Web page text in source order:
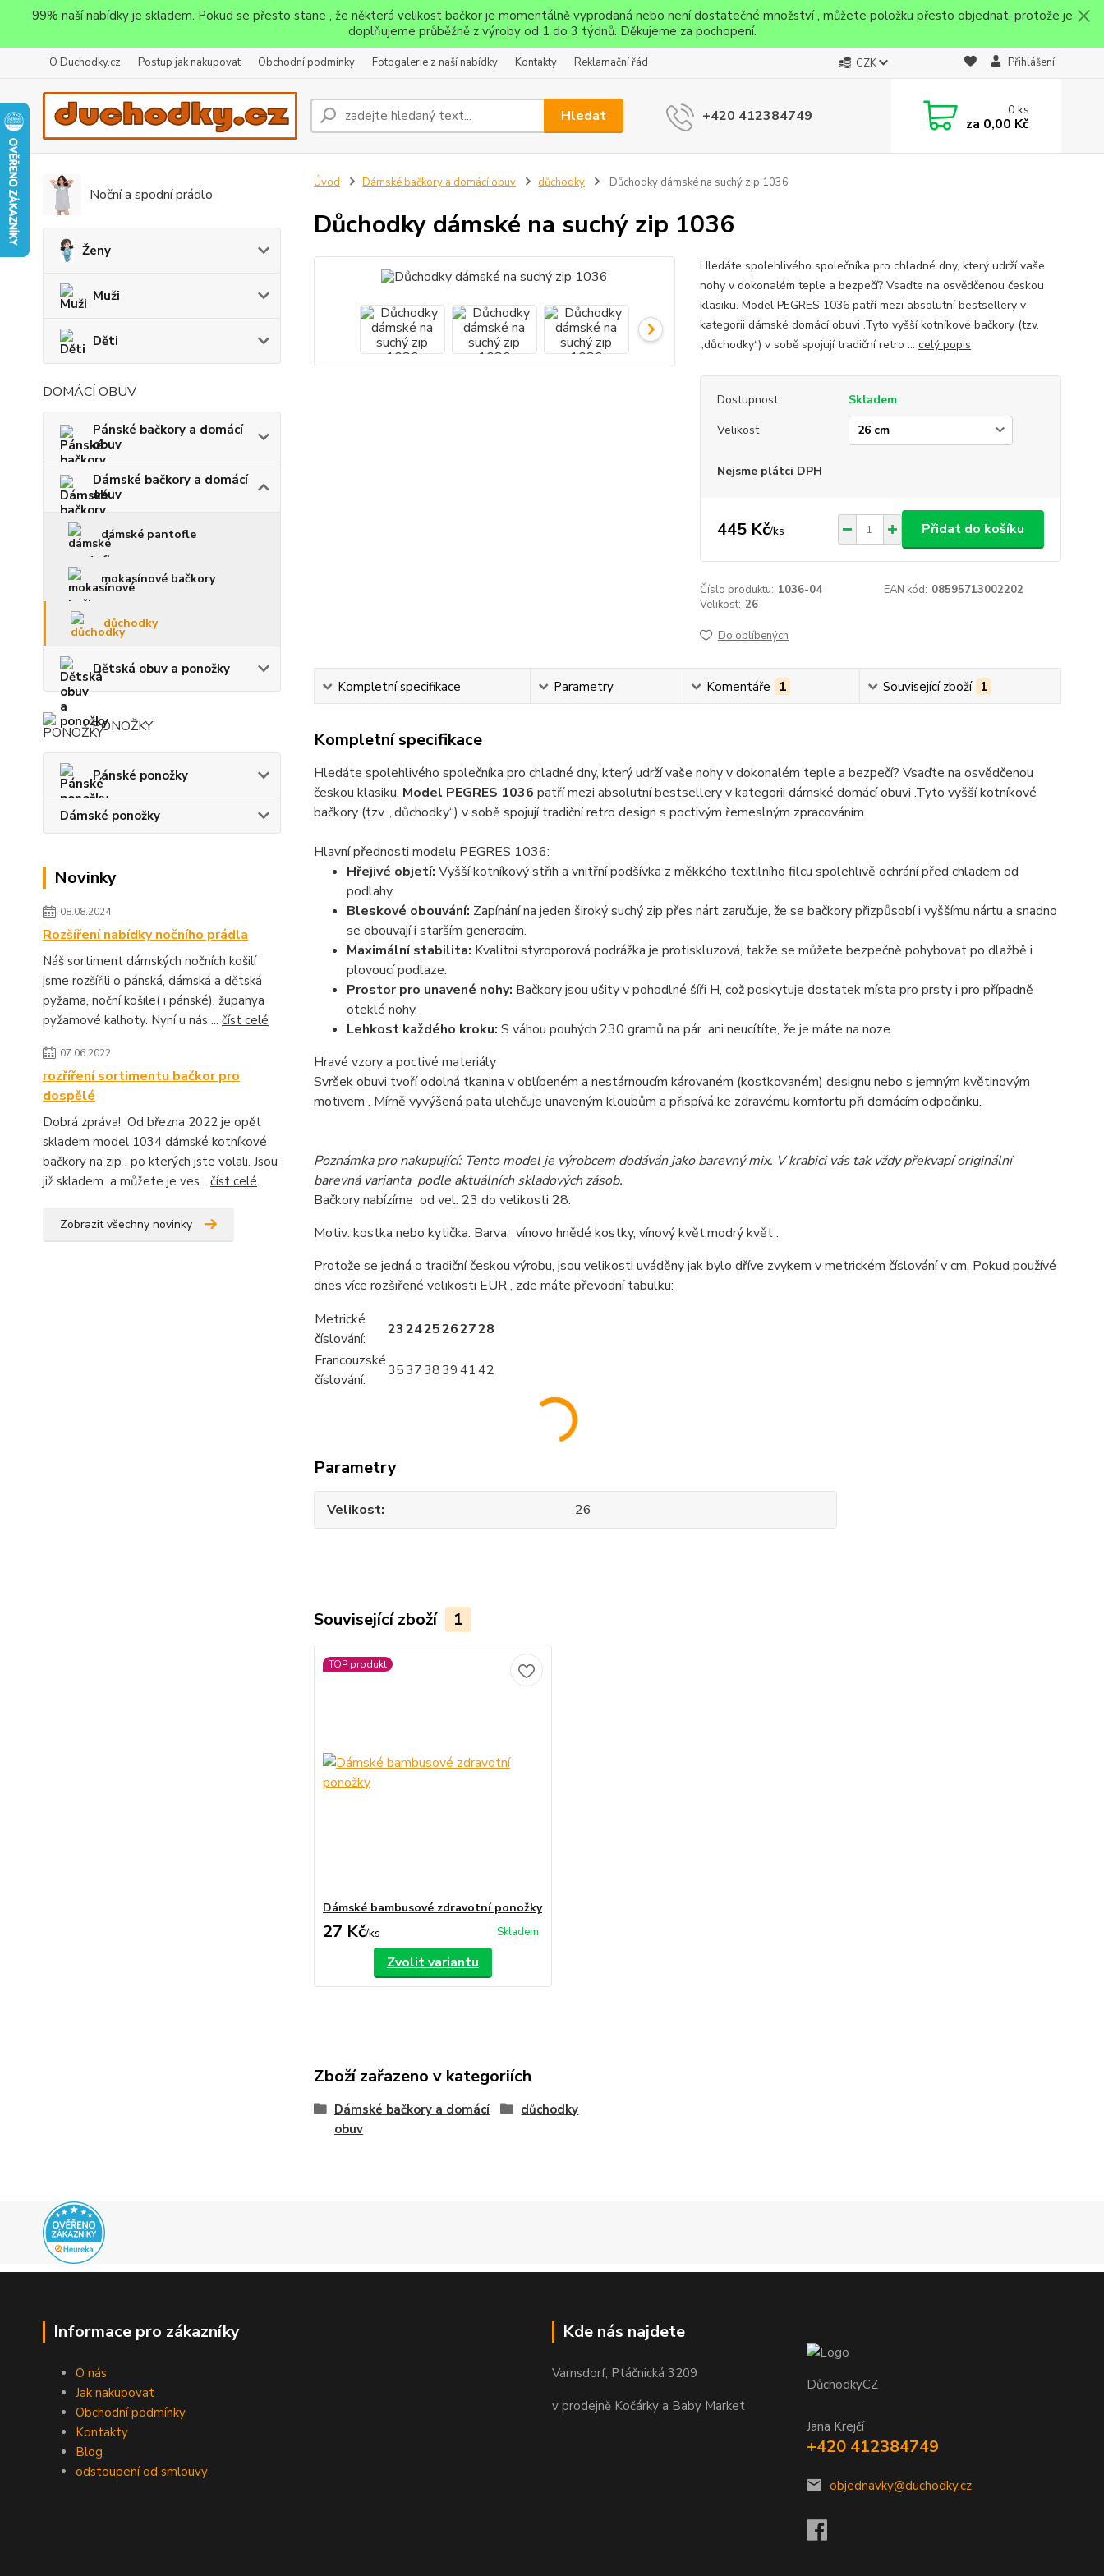
99% naší nabídky je skladem. Pokud se přesto stane , že některá velikost bačkor je momentálně vyprodaná nebo není dostatečné množství , můžete položku přesto objednat, protože je
doplňujeme průběžně z výroby od 1 do 3 týdnů. Děkujeme za pochopení.
O Duchodky.cz Postup jak nakupovat Obchodní podmínky Fotogalerie z naší nabídky Kontakty Reklamační řád CZK Přihlášení
Hledat +420 412384749 0ks
za 0,00 Kč
Noční a spodní prádlo
Ženy
Muži
Děti
DOMÁCÍ OBUV
Pánské bačkory a domácí
obuv
Dámské bačkory a domácí
obuv
dámské pantofle
mokasínové bačkory
důchodky
Dětská obuv a ponožky
PONOŽKY
Pánské ponožky
Dámské ponožky
Novinky
08.08.2024
Rozšíření nabídky nočního prádla
Náš sortiment dámských nočních košilí
jsme rozšířili o pánská, dámská a dětská
pyžama, noční košile( i pánské), županya
pyžamové kalhoty. Nyní u nás ... číst celé
07.06.2022
rozříření sortimentu bačkor pro
dospělé
Dobrá zpráva! Od března 2022 je opět
skladem model 1034 dámské kotníkové
bačkory na zip , po kterých jste volali. Jsou
již skladem a můžete je ves... číst celé
Zobrazit všechny novinky
Úvod Dámské bačkory a domácí obuv důchodky Důchodky dámské na suchý zip 1036
Důchodky dámské na suchý zip 1036
Hledáte spolehlivého společníka pro chladné dny, který udrží vaše
nohy v dokonalém teple a bezpečí? Vsaďte na osvědčenou českou
klasiku. Model PEGRES 1036 patří mezi absolutní bestsellery v
kategorii dámské domácí obuvi .Tyto vyšší kotníkové bačkory (tzv.
„důchodky“) v sobě spojují tradiční retro ... celý popis
Dostupnost
Skladem
Velikost
Nejsme plátci DPH
445 Kč/ks Přidat do košíku
Číslo produktu: 1036-04 EAN kód: 08595713002202
Velikost: 26
Do oblíbených
Kompletní specifikace Parametry Komentáře 1 Související zboží 1
Kompletní specifikace
Hledáte spolehlivého společníka pro chladné dny, který udrží vaše nohy v dokonalém teple a bezpečí? Vsaďte na osvědčenou
českou klasiku. Model PEGRES 1036 patří mezi absolutní bestsellery v kategorii dámské domácí obuvi .Tyto vyšší kotníkové
bačkory (tzv. „důchodky“) v sobě spojují tradiční retro design s poctivým řemeslným zpracováním.
Hlavní přednosti modelu PEGRES 1036:
Hřejivé objetí: Vyšší kotníkový střih a vnitřní podšívka z měkkého textilního filcu spolehlivě ochrání před chladem od
podlahy.
Bleskové obouvání: Zapínání na jeden široký suchý zip přes nárt zaručuje, že se bačkory přizpůsobí i vyššímu nártu a snadno
se obouvají i starším generacím.
Maximální stabilita: Kvalitní styroporová podrážka je protiskluzová, takže se můžete bezpečně pohybovat po dlažbě i
plovoucí podlaze.
Prostor pro unavené nohy: Bačkory jsou ušity v pohodlné šíři H, což poskytuje dostatek místa pro prsty i pro případně
oteklé nohy.
Lehkost každého kroku: S váhou pouhých 230 gramů na pár ani neucítíte, že je máte na noze.
Hravé vzory a poctivé materiály
Svršek obuvi tvoří odolná tkanina v oblíbeném a nestárnoucím károvaném (kostkovaném) designu nebo s jemným květinovým
motivem . Mírně vyvýšená pata ulehčuje unaveným kloubům a přispívá ke zdravému komfortu při domácím odpočinku.
Poznámka pro nakupující: Tento model je výrobcem dodáván jako barevný mix. V krabici vás tak vždy překvapí originální
barevná varianta podle aktuálních skladových zásob.
Bačkory nabízíme od vel. 23 do velikosti 28.
Motiv: kostka nebo kytička. Barva: vínovo hnědé kostky, vínový květ,modrý květ .
Protože se jedná o tradiční českou výrobu, jsou velikosti uváděny jak bylo dříve zvykem v metrickém číslování v cm. Pokud používé
dnes více rozšiřené velikosti EUR , zde máte převodní tabulku:
Metrické
číslování:
232425262728
Francouzské
číslování:
353738394142
Parametry
Velikost 26
Související zboží 1
TOP produkt
Dámské bambusové zdravotní ponožky
27 Kč/ks Skladem
Zvolit variantu
Zboží zařazeno v kategoriích
Dámské bačkory a domácí
obuv
důchodky
Informace pro zákazníky
O nás
Jak nakupovat
Obchodní podmínky
Kontakty
Blog
odstoupení od smlouvy
Kde nás najdete
Varnsdorf, Ptáčnická 3209
v prodejně Kočárky a Baby Market
DůchodkyCZ
Jana Krejčí
+420 412384749
objednavky@duchodky.cz